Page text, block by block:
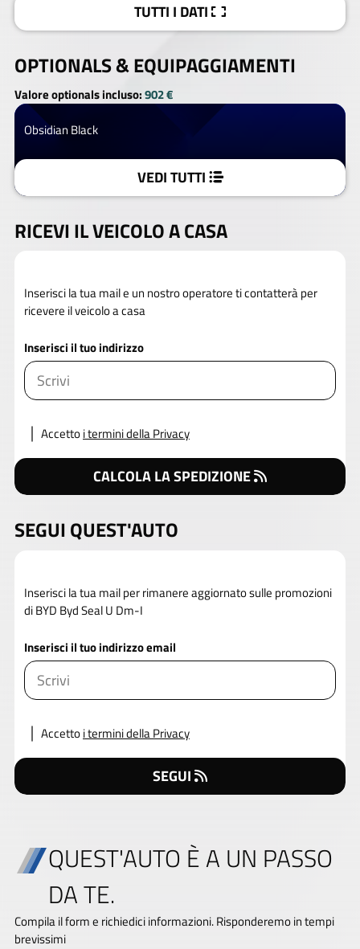
TUTTI I DATI
OPTIONALS &EQUIPAGGIAMENTI
Valore optionals incluso:902 €
Obsidian Black
VEDI TUTTI
RICEVI IL VEICOLO A CASA
Inserisci la tua mail e un nostro operatore ti contatterà per
ricevere il veicolo a casa
Inserisci il tuo indirizzo
Accettoi termini della Privacy
CALCOLA LA SPEDIZIONE
SEGUI QUEST'AUTO
Inserisci la tua mail per rimanere aggiornato sulle promozioni
di BYD Byd Seal U Dm-I
Inserisci il tuo indirizzo email
Accettoi termini della Privacy
SEGUI
QUEST'AUTO È A UN PASSO
DA TE.
Compila il form e richiedici informazioni. Risponderemo in tempi
brevissimi